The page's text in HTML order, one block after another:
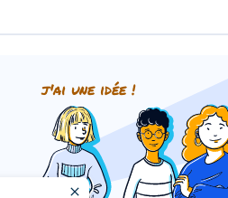
j'ai une idée !